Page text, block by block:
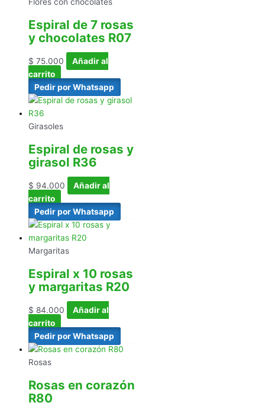
Espiral de 7 rosas
y chocolates R07
$ 75.000
Añadir al
carrito
Pedir por Whatsapp
Girasoles
Espiral de rosas y
girasol R36
$ 94.000
Añadir al
carrito
Pedir por Whatsapp
Margaritas
Espiral x 10 rosas
y margaritas R20
$ 84.000
Añadir al
carrito
Pedir por Whatsapp
Rosas
Rosas en corazón
R80